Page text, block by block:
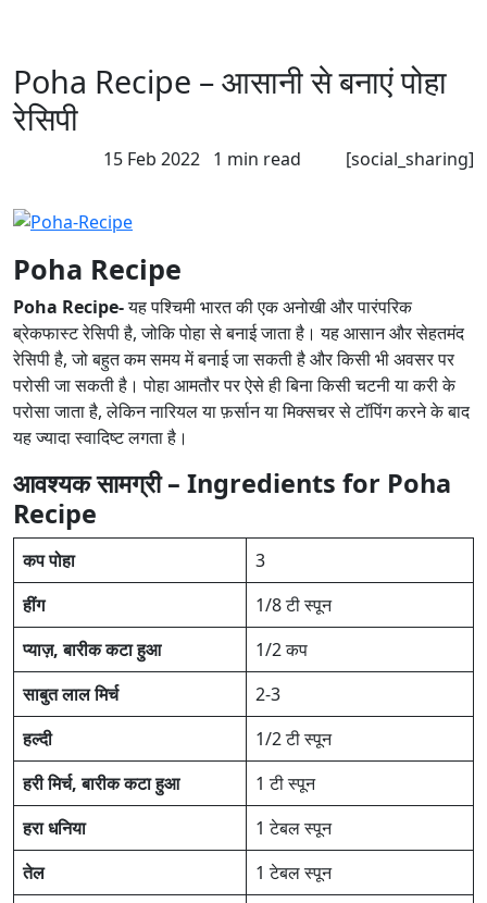
Poha Recipe – आसानी से बनाएं पोहा
रेसिपी
15 Feb 2022 1 min read [social_sharing]
Poha Recipe
Poha Recipe-यह पश्चिमी भारत की एक अनोखी और पारंपरिक
ब्रेकफास्ट रेसिपी है, जोकि पोहा से बनाई जाता है। यह आसान और सेहतमंद
रेसिपी है, जो बहुत कम समय में बनाई जा सकती है और किसी भी अवसर पर
परोसी जा सकती है। पोहा आमतौर पर ऐसे ही बिना किसी चटनी या करी के
परोसा जाता है, लेकिन नारियल या फ़र्सान या मिक्सचर से टॉपिंग करने के बाद
यह ज्यादा स्वादिष्ट लगता है।
आवश्यक सामग्री – Ingredients for Poha
Recipe
कप पोहा
3
हींग
1/8 टी स्पून
प्याज़, बारीक कटा हुआ
1/2 कप
साबुत लाल मिर्च
2-3
हल्दी
1/2 टी स्पून
हरी मिर्च, बारीक कटा हुआ
1 टी स्पून
हरा धनिया
1 टेबल स्पून
तेल
1 टेबल स्पून